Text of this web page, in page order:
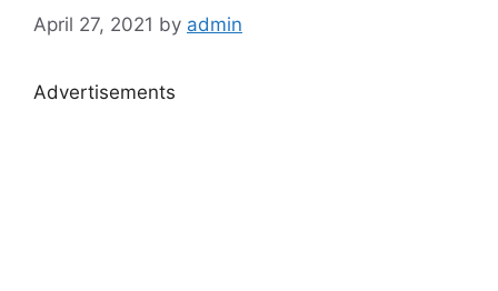
April 27, 2021 by admin
Advertisements